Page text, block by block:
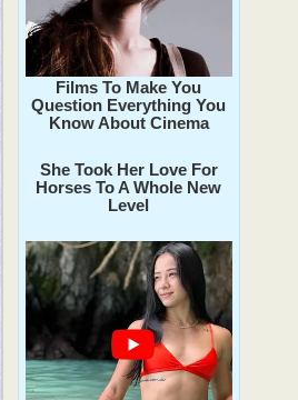
Films To Make You
Question Everything You
Know About Cinema
She Took Her Love For
Horses To A Whole New
Level